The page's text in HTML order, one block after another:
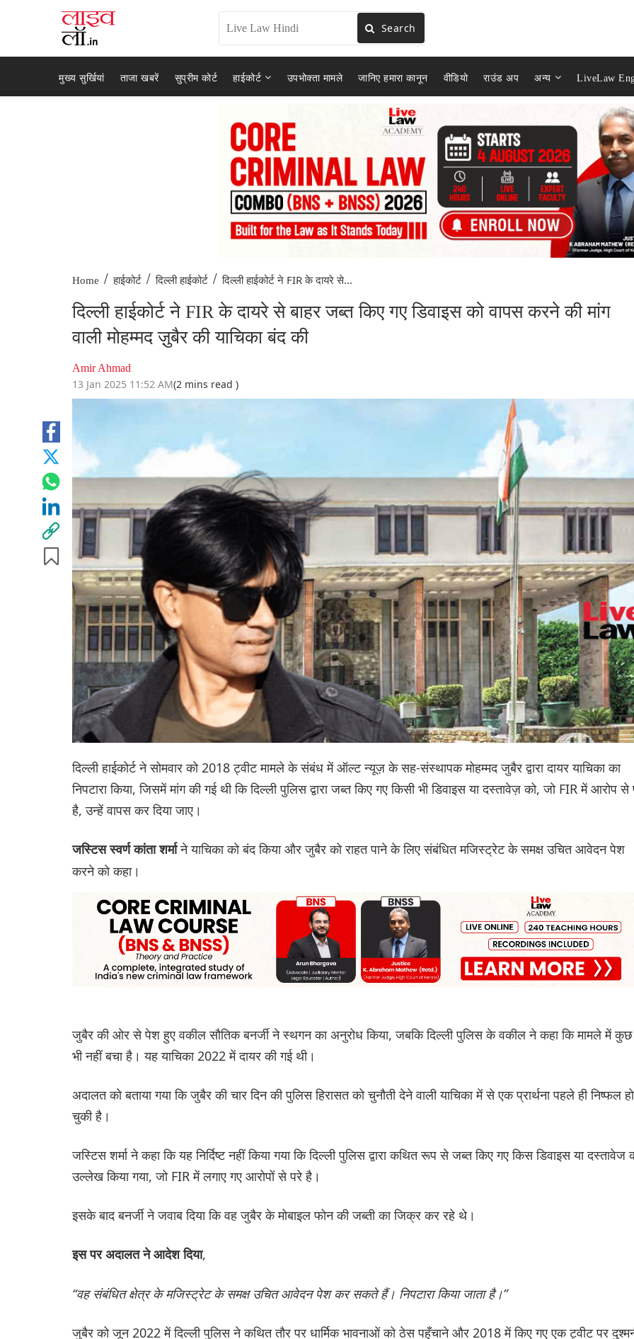
Search
मुख्य सुर्खियां ताजा खबरें सुप्रीम कोर्ट हाईकोर्ट उपभोक्ता मामले जानिए हमारा कानून वीडियो राउंड अप अन्य LiveLaw
Home / हाईकोर्ट / दिल्ली हाईकोर्ट / दिल्ली हाईकोर्ट ने FIR के दायरे से...
दिल्ली हाईकोर्ट ने FIR के दायरे से बाहर जब्त किए गए डिवाइस को वापस करने की मांग
वाली मोहम्मद ज़ुबैर की याचिका बंद की
Amir Ahmad
13 Jan 2025 11:52 AM(2 mins read )
दिल्ली हाईकोर्ट ने सोमवार को 2018 ट्वीट मामले के संबंध में ऑल्ट न्यूज़ के सह-संस्थापक मोहम्मद जुबैर द्वारा दायर याचिका का
निपटारा किया, जिसमें मांग की गई थी कि दिल्ली पुलिस द्वारा जब्त किए गए किसी भी डिवाइस या दस्तावेज़ को, जो FIR में आरोप से
है, उन्हें वापस कर दिया जाए।
जस्टिस स्वर्ण कांता शर्माने याचिका को बंद किया और जुबैर को राहत पाने के लिए संबंधित मजिस्ट्रेट के समक्ष उचित आवेदन पेश
करने को कहा।
जुबैर की ओर से पेश हुए वकील सौतिक बनर्जी ने स्थगन का अनुरोध किया, जबकि दिल्ली पुलिस के वकील ने कहा कि मामले में कुछ
भी नहीं बचा है। यह याचिका 2022 में दायर की गई थी।
अदालत को बताया गया कि जुबैर की चार दिन की पुलिस हिरासत को चुनौती देने वाली याचिका में से एक प्रार्थना पहले ही निष्फल हो
चुकी है।
जस्टिस शर्मा ने कहा कि यह निर्दिष्ट नहीं किया गया कि दिल्ली पुलिस द्वारा कथित रूप से जब्त किए गए किस डिवाइस या दस्तावेज
उल्लेख किया गया, जो FIR में लगाए गए आरोपों से परे है।
इसके बाद बनर्जी ने जवाब दिया कि वह जुबैर के मोबाइल फोन की जब्ती का जिक्र कर रहे थे।
इस पर अदालत ने आदेश दिया,
“वह संबंधित क्षेत्र के मजिस्ट्रेट के समक्ष उचित आवेदन पेश कर सकते हैं। निपटारा किया जाता है।”
जुबैर को जून 2022 में दिल्ली पुलिस ने कथित तौर पर धार्मिक भावनाओं को ठेस पहुँचाने और 2018 में किए गए एक ट्वीट पर